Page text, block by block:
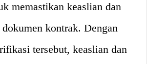
memastikan keaslian dan
kontrak. Dengan
tersebut, keaslian dan